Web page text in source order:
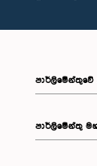
පාර්ලිමේන්තු